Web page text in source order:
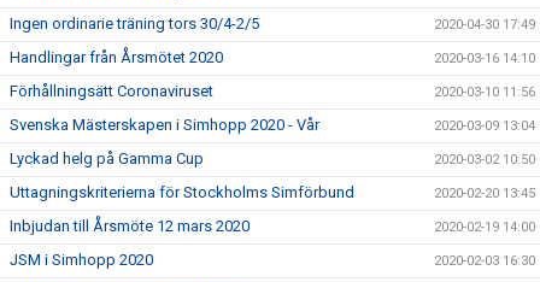
Ingen ordinarie träning tors 30/4-2/5 2020-04-30 17:49
Handlingar från Årsmötet 2020 2020-03-16 14:10
Förhållningsätt Coronaviruset 2020-03-10 11:56
Svenska Mästerskapen i Simhopp 2020 - Vår 2020-03-09 13:04
Lyckad helg på Gamma Cup 2020-03-02 10:50
Uttagningskriterierna för Stockholms Simförbund 2020-02-20 13:45
Inbjudan till Årsmöte 12 mars 2020 2020-02-19 14:00
JSM i Simhopp 2020 2020-02-03 16:30